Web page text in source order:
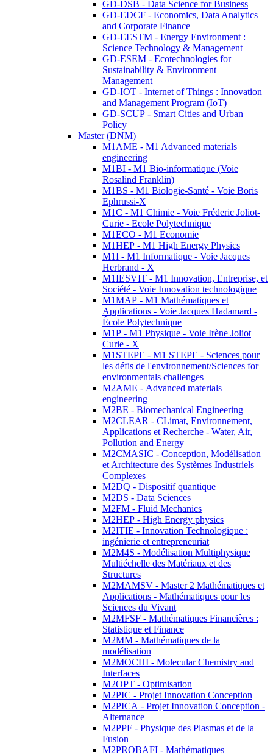
GD-DSB - Data Science for Business
GD-EDCF - Economics, Data Analytics
and Corporate Finance
GD-EESTM - Energy Environment :
Science Technology & Management
GD-ESEM - Ecotechnologies for
Sustainability & Environment
Management
GD-IOT - Internet of Things : Innovation
and Management Program (IoT)
GD-SCUP - Smart Cities and Urban
Policy
Master (DNM)
M1AME - M1 Advanced materials
engineering
M1BI - M1 Bio-informatique (Voie
Rosalind Franklin)
M1BS - M1 Biologie-Santé - Voie Boris
Ephrussi-X
M1C - M1 Chimie - Voie Fréderic Joliot-
Curie - Ecole Polytechnique
M1ECO - M1 Economie
M1HEP - M1 High Energy Physics
M1I - M1 Informatique - Voie Jacques
Herbrand - X
M1IESVIT - M1 Innovation, Entreprise, et
Société - Voie Innovation technologique
M1MAP - M1 Mathématiques et
Applications - Voie Jacques Hadamard -
École Polytechnique
M1P - M1 Physique - Voie Irène Joliot
Curie - X
M1STEPE - M1 STEPE - Sciences pour
les défis de l'environnement/Sciences for
environmentals challenges
M2AME - Advanced materials
engineering
M2BE - Biomechanical Engineering
M2CLEAR - CLimat, Environnement,
Applications et Recherche - Water, Air,
Pollution and Energy
M2CMASIC - Conception, Modélisation
et Architecture des Systèmes Industriels
Complexes
M2DQ - Dispositif quantique
M2DS - Data Sciences
M2FM - Fluid Mechanics
M2HEP - High Energy physics
M2ITIE - Innovation Technologique :
ingénierie et entrepreneuriat
M2M4S - Modélisation Multiphysique
Multiéchelle des Matériaux et des
Structures
M2MAMSV - Master 2 Mathématiques et
Applications - Mathématiques pour les
Sciences du Vivant
M2MFSF - Mathématiques Financières :
Statistique et Finance
M2MM - Mathématiques de la
modélisation
M2MOCHI - Molecular Chemistry and
Interfaces
M2OPT - Optimisation
M2PIC - Projet Innovation Conception
M2PICA - Projet Innovation Conception -
Alternance
M2PPF - Physique des Plasmas et de la
Fusion
M2PROBAFI - Mathématiques